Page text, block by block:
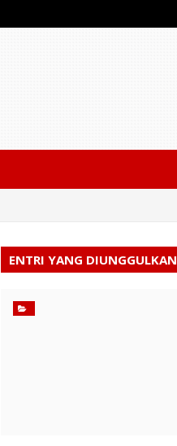
ENTRI YANG DIUNGGULKAN